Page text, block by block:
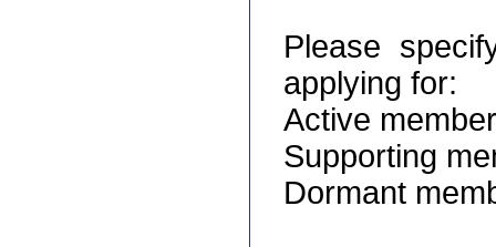
Please
applying for:
Active member
Supporting
Dormant